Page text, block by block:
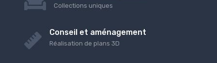
Collections uniques
Conseil et aménagement
Réalisation de plans 3D